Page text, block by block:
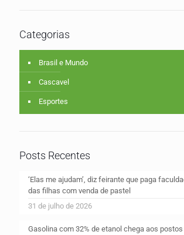
Categorias
Brasil e Mundo
Cascavel
Esportes
Posts Recentes
‘Elas me ajudam’, diz feirante que paga
das filhas com venda de pastel
31 de julho de 2026
Gasolina com 32% de etanol chega aos